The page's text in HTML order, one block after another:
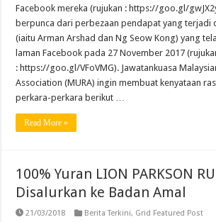
Facebook mereka (rujukan : https://goo.gl/
berpunca dari perbezaan pendapat yang terjadi
(iaitu Arman Arshad dan Ng Seow Kong) yang
laman Facebook pada 27 November 2017
: https://goo.gl/VFoVMG). Jawatankuasa
Association (MURA) ingin membuat kenyataan
perkara-perkara berikut …
Read More »
100% Yuran LION PARKSON
Disalurkan ke Badan Amal
21/03/2018 Berita Terkini, Grid Featured Post